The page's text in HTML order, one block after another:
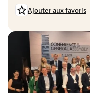
Ajouter aux favoris